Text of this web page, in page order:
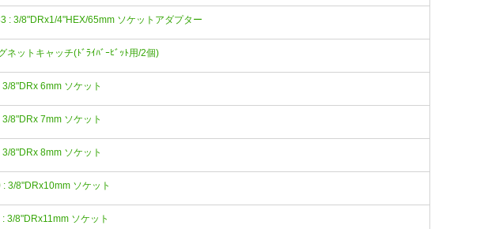
: 3/8"DRx1/4"HEX/65mm ソケットアダプター
ネットキャッチ(ﾄﾞﾗｲﾊﾞｰﾋﾞｯﾄ用/2個)
8"DRx 6mm ソケット
8"DRx 7mm ソケット
8"DRx 8mm ソケット
3/8"DRx10mm ソケット
3/8"DRx11mm ソケット